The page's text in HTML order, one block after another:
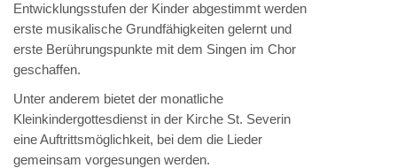
Entwicklungsstufen der Kinder abgestimmt werden
erste musikalische Grundfähigkeiten gelernt und
erste Berührungspunkte mit dem Singen im Chor
geschaffen.
Unter anderem bietet der monatliche
Kleinkindergottesdienst in der Kirche St. Severin
eine Auftrittsmöglichkeit, bei dem die Lieder
gemeinsam vorgesungen werden.